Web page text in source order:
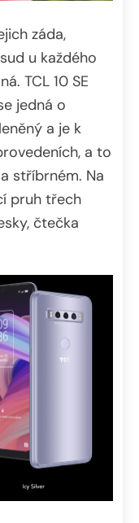
záda,
u každého
TCL 10 SE
jedná o
a je k
a to
stříbrném. Na
pruh třech
čtečka